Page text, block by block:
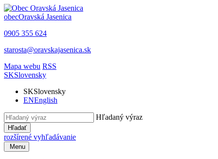
obecOravská Jasenica
0905 355 624
starosta@oravskajasenica.sk
Mapa webu RSS
SKSlovensky
SKSlovensky
ENEnglish
Hľadaný výraz
Hľadať
rozšírené vyhľadávanie
Menu